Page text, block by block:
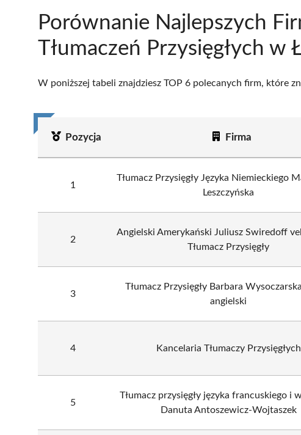
Porównanie Najlepszych
Tłumaczeń Przysięgłych w
W poniższej tabeli znajdziesz TOP 6 polecanych firm, które
Pozycja Firma
1
Tłumacz Przysięgły Języka Niemieckiego
Leszczyńska
2
Angielski Amerykański Juliusz Swiredoff
Tłumacz Przysięgły
3
Tłumacz Przysięgły Barbara
angielski
4 Kancelaria Tłumaczy Przysięgłych
5
Tłumacz przysięgły języka francuskiego i
Danuta Antoszewicz-Wojtaszek